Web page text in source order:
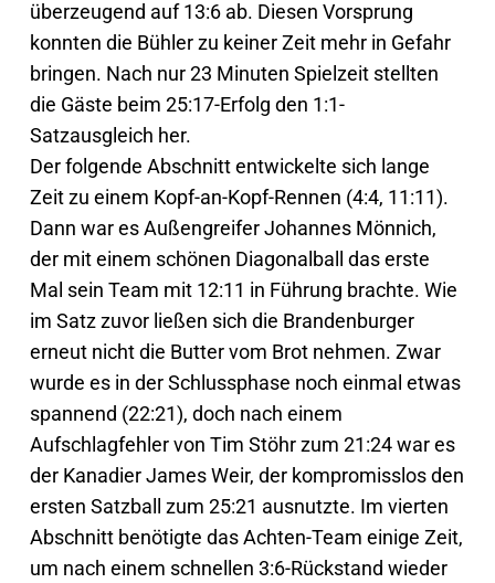
überzeugend auf 13:6 ab. Diesen Vorsprung
konnten die Bühler zu keiner Zeit mehr in Gefahr
bringen. Nach nur 23 Minuten Spielzeit stellten
die Gäste beim 25:17-Erfolg den 1:1-
Satzausgleich her.
Der folgende Abschnitt entwickelte sich lange
Zeit zu einem Kopf-an-Kopf-Rennen (4:4, 11:11).
Dann war es Außengreifer Johannes Mönnich,
der mit einem schönen Diagonalball das erste
Mal sein Team mit 12:11 in Führung brachte. Wie
im Satz zuvor ließen sich die Brandenburger
erneut nicht die Butter vom Brot nehmen. Zwar
wurde es in der Schlussphase noch einmal etwas
spannend (22:21), doch nach einem
Aufschlagfehler von Tim Stöhr zum 21:24 war es
der Kanadier James Weir, der kompromisslos den
ersten Satzball zum 25:21 ausnutzte. Im vierten
Abschnitt benötigte das Achten-Team einige Zeit,
um nach einem schnellen 3:6-Rückstand wieder